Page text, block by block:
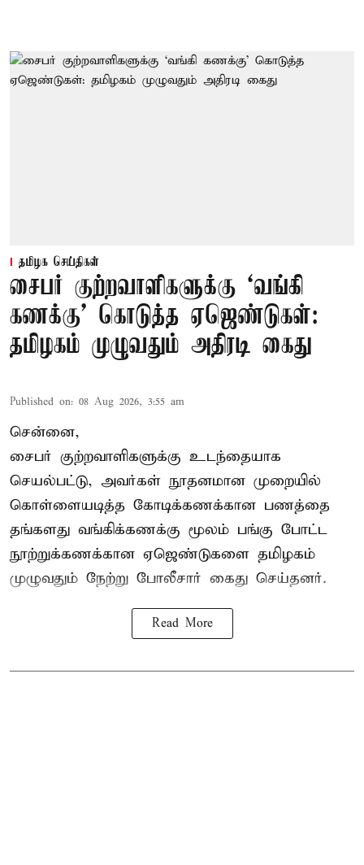
தமிழக செய்திகள்
சைபர் குற்றவாளிகளுக்கு ‘வங்கி
கணக்கு’ கொடுத்த ஏஜெண்டுகள்:
தமிழகம் முழுவதும் அதிரடி கைது
Published on: 08 Aug 2026, 3:55 am
சென்னை,
சைபர் குற்றவாளிகளுக்கு உடந்தையாக
செயல்பட்டு, அவர்கள் நூதனமான முறையில்
கொள்ளையடித்த கோடிக்கணக்கான பணத்தை
தங்களது வங்கிக்கணக்கு மூலம் பங்கு போட்ட
நூற்றுக்கணக்கான ஏஜெண்டுகளை தமிழகம்
முழுவதும் நேற்று போலீசார் கைது செய்தனர்.
Read More